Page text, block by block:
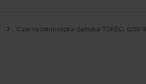
Czarna listonoszka damska TOREC-1250-